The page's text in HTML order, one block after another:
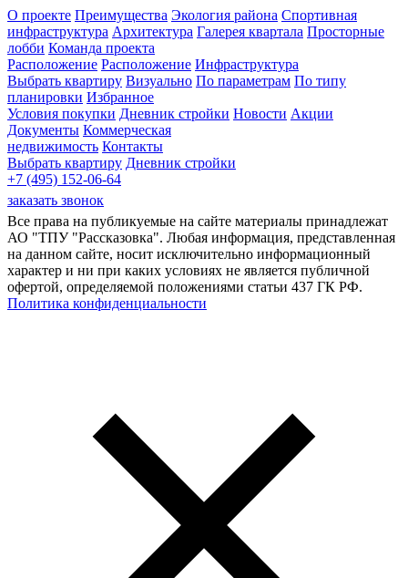
О проекте Преимущества Экология района Спортивная
инфраструктура Архитектура Галерея квартала Просторные
лобби Команда проекта
Расположение Расположение Инфраструктура
Выбрать квартиру Визуально По параметрам По типу
планировки Избранное
Условия покупки Дневник стройки Новости Акции
Документы Коммерческая
недвижимость Контакты
Выбрать квартиру Дневник стройки
+7 (495) 152-06-64
заказать звонок
Все права на публикуемые на сайте материалы принадлежат
АО "ТПУ "Рассказовка". Любая информация, представленная
на данном сайте, носит исключительно информационный
характер и ни при каких условиях не является публичной
офертой, определяемой положениями статьи 437 ГК РФ.
Политика конфиденциальности